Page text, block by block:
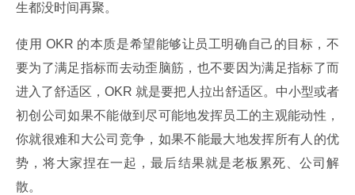
生都没时间再聚。
使用 OKR 的本质是希望能够让员工明确自己的目标，不
要为了满足指标而去动歪脑筋，也不要因为满足指标了而
进入了舒适区，OKR 就是要把人拉出舒适区。中小型或者
初创公司如果不能做到尽可能地发挥员工的主观能动性，
你就很难和大公司竞争，如果不能最大地发挥所有人的优
势，将大家捏在一起，最后结果就是老板累死、公司解
散。